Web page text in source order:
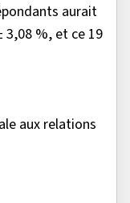
aurait
3,08 %, et ce 19
aux relations